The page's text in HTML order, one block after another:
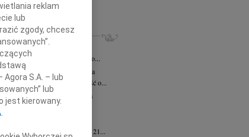
szukanie zaawansowane
05.08.2026
żalem przyjęliśmy wiadomość o...
Warszawa
przyjęliśmy wiadomość o...
Warszawa
roku odszedł Śp. Andrzej...
Karkocha zmarła dnia 21...
reklam
lub
zgody, chcesz
S.A. – lub
lub
jest kierowany.